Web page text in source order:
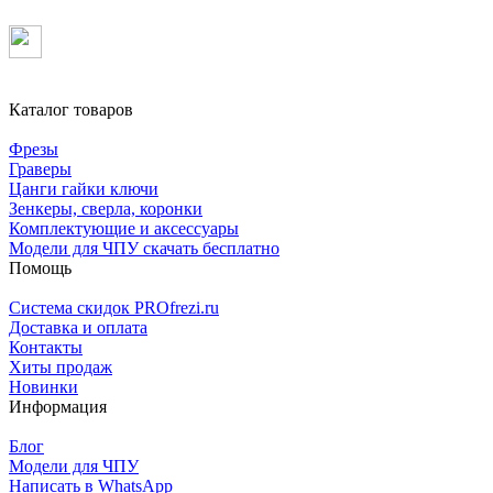
Каталог товаров
Фрезы
Граверы
Цанги гайки ключи
Зенкеры, сверла, коронки
Комплектующие и аксессуары
Модели для ЧПУ скачать бесплатно
Помощь
Система скидок PROfrezi.ru
Доставка и оплата
Контакты
Хиты продаж
Новинки
Информация
Блог
Модели для ЧПУ
Написать в WhatsApp